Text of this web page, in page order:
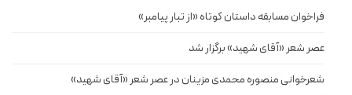
فراخوان مسابقه داستان کوتاه «از تبار پیامبر»
عصر شعر «آقای شهید» برگزار شد
شعرخوانی منصوره محمدی مزینان در عصر شعر «آقای شهید»